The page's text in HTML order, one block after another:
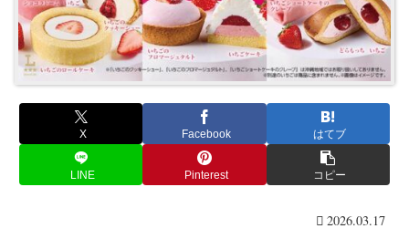
X Facebook はてブ
LINE Pinterest コピー
2026.03.17